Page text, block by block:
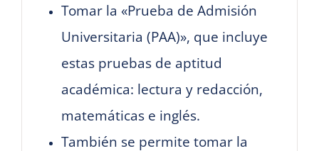
Tomar la «Prueba de Admisión
Universitaria (PAA)», que incluye
estas pruebas de aptitud
académica: lectura y redacción,
matemáticas e inglés.
También se permite tomar la